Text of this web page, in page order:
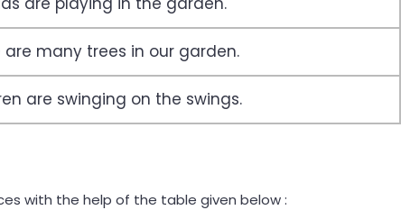
are many trees in our garden.
are swinging on the swings.
with the help of the table given below :